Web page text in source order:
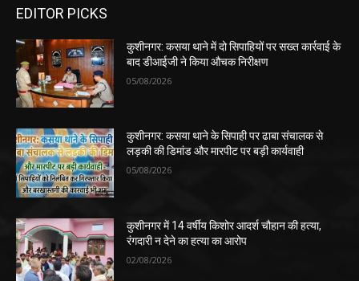
EDITOR PICKS
कुशीनगर: कसया थाने में दो सिपाहियों पर सख्त कार्रवाई के
बाद डीआईजी ने किया औचक निरीक्षण
05/08/2026
कुशीनगर: कसया थाने के सिपाही पर ढाबा संचालक से
लड़की की डिमांड और मारपीट पर बड़ी कार्यवाही
05/08/2026
कुशीनगर में 14 वर्षीय किशोर आदर्श चौहान की हत्या,
रंगदारी न देने का हत्या का आरोप
02/08/2026